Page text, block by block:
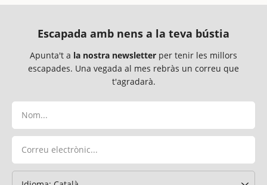
Escapada amb nens a la teva bústia
Apunta't a la nostra newsletter per tenir les millors
escapades. Una vegada al mes rebràs un correu que
t'agradarà.